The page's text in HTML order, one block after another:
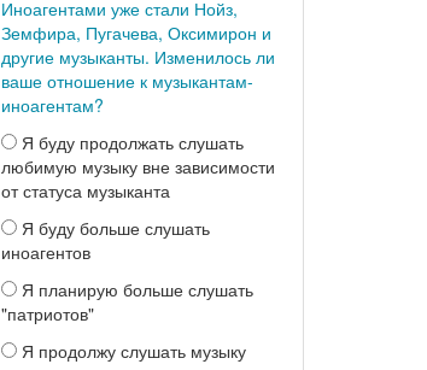
Иноагентами уже стали Нойз,
Земфира, Пугачева, Оксимирон и
другие музыканты. Изменилось ли
ваше отношение к музыкантам-
иноагентам?
Я буду продолжать слушать
любимую музыку вне зависимости
от статуса музыканта
Я буду больше слушать
иноагентов
Я планирую больше слушать
"патриотов"
Я продолжу слушать музыку